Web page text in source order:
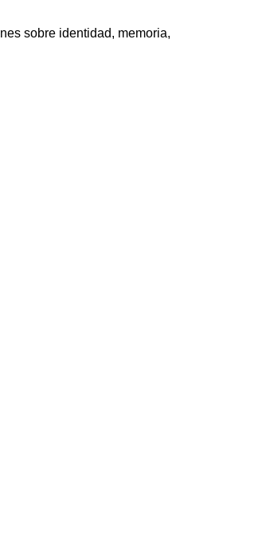
sobre identidad, memoria,